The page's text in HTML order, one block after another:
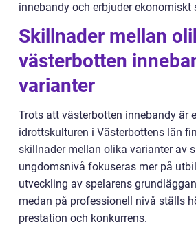
innebandy och erbjuder ekonomiskt
Skillnader mellan
västerbotten
varianter
Trots att västerbotten innebandy är
idrottskulturen i Västerbottens län
skillnader mellan olika varianter av
ungdomsnivå fokuseras mer på
utveckling av spelarens
medan på professionell nivå ställs
prestation och konkurrens.